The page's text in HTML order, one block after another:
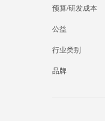
预算/研发成本
公益
行业类别
品牌